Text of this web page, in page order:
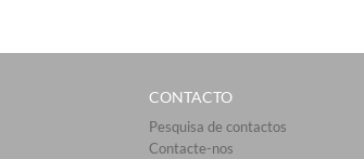
CONTACTO
Pesquisa de contactos
Contacte-nos